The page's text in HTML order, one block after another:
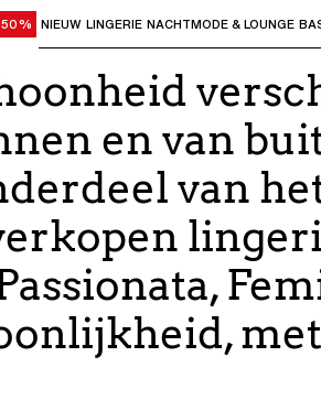
omlaag" of "Enter" om
50% NIEUW LINGERIE NACHTMODE & LOUNGE
en van
van